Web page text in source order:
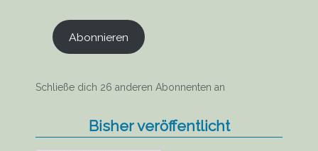
Abonnieren
Schließe dich 26 anderen Abonnenten an
Bisher veröffentlicht